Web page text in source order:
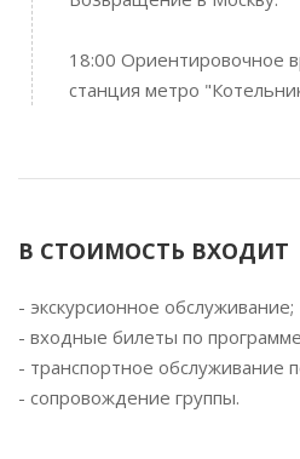
18:00 Ориентировочное
станция метро
В СТОИМОСТЬ ВХОДИТ
- экскурсионное обслуживание;
- входные билеты по
- транспортное обслуживание
- сопровождение группы.